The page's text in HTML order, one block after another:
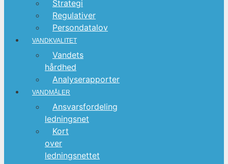
Strategi
Regulativer
Persondatalov
VANDKVALITET
Vandets
hårdhed
Analyserapporter
VANDMÅLER
Ansvarsfordeling
ledningsnet
Kort
over
ledningsnettet